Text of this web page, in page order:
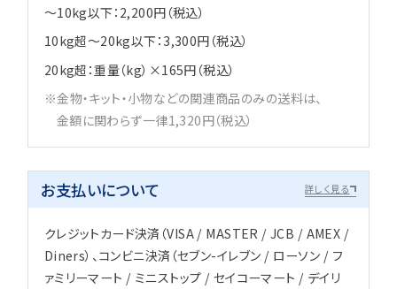
～10kg以下：2,200円（税込）
10kg超～20kg以下：3,300円（税込）
20kg超：重量（kg）×165円（税込）
金物・キット・小物などの関連商品のみの送料は、
金額に関わらず一律1,320円（税込）
お支払いについて 詳しく見る
クレジットカード決済（VISA / MASTER / JCB / AMEX /
Diners）、コンビニ決済（セブン-イレブン / ローソン / フ
ァミリーマート / ミニストップ / セイコーマート / デイリ